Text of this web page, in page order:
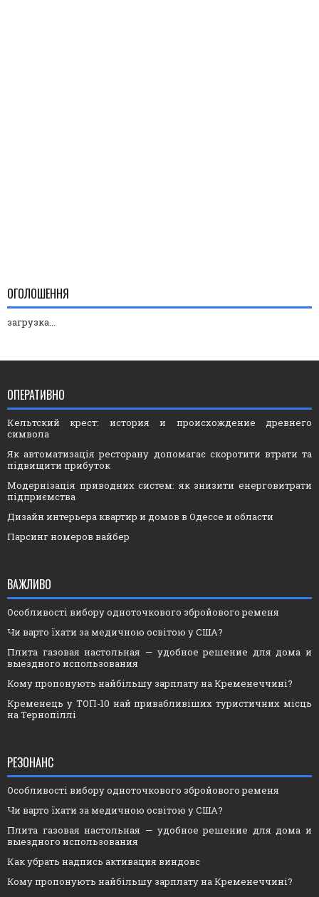
ОГОЛОШЕННЯ
загрузка...
ОПЕРАТИВНО
Кельтский крест: история и происхождение древнего
символа
Як автоматизація ресторану допомагає скоротити втрати та
підвищити прибуток
Модернізація приводних систем: як знизити енерговитрати
підприємства
Дизайн интерьера квартир и домов в Одессе и области
Парсинг номеров вайбер
ВАЖЛИВО
Особливості вибору одноточкового збройового ременя
Чи варто їхати за медичною освітою у США?
Плита газовая настольная — удобное решение для дома и
выездного использования
Кому пропонують найбільшу зарплату на Кременеччині?
Кременець у ТОП-10 най привабливіших туристичних місць
на Тернопіллі
РЕЗОНАНС
Особливості вибору одноточкового збройового ременя
Чи варто їхати за медичною освітою у США?
Плита газовая настольная — удобное решение для дома и
выездного использования
Как убрать надпись активация виндовс
Кому пропонують найбільшу зарплату на Кременеччині?